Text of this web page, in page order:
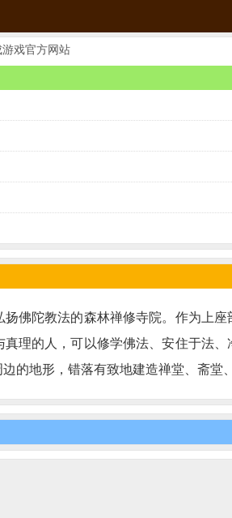
游戏官方网站
佛陀教法的森林禅修寺院。作为上
理的人，可以修学佛法、安住于法
的地形，错落有致地建造禅堂、斋堂